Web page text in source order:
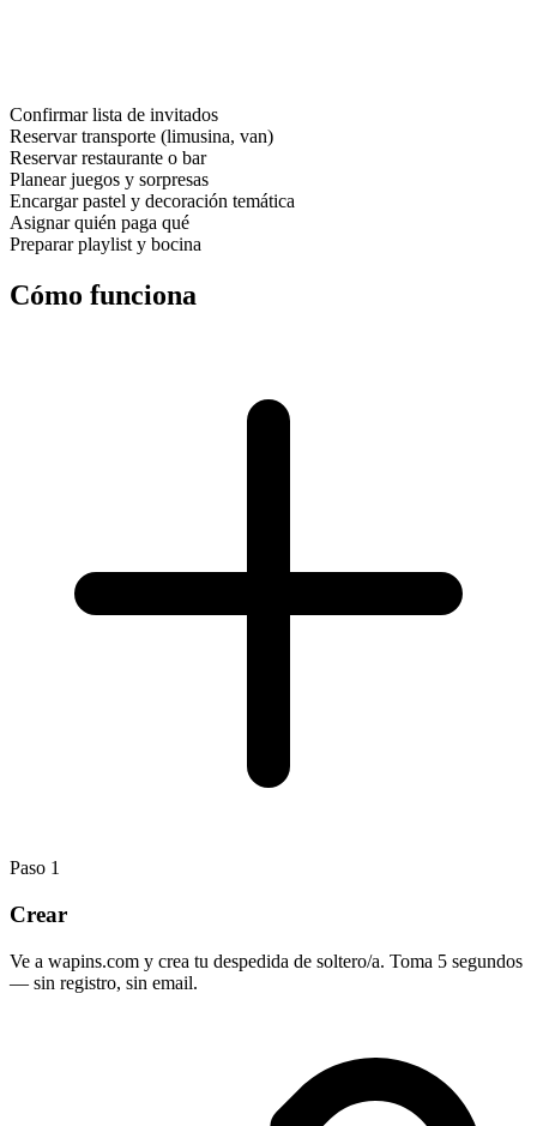
Confirmar lista de invitados
Reservar transporte (limusina, van)
Reservar restaurante o bar
Planear juegos y sorpresas
Encargar pastel y decoración temática
Asignar quién paga qué
Preparar playlist y bocina
Cómo funciona
Paso 1
Crear
Ve a wapins.com y crea tu despedida de soltero/a. Toma 5 segundos
— sin registro, sin email.